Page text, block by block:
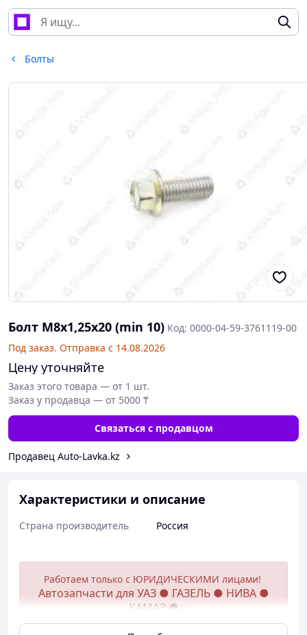
Болты
Болт М8х1,25х20 (min 10) Код: 0000-04-59-3761119-00
Под заказ. Отправка с 14.08.2026
Цену уточняйте
Заказ этого товара — от 1 шт.
Заказ у продавца — от 5000 ₸
Связаться с продавцом
Продавец Auto-Lavka.kz
Характеристики и описание
Страна производитель Россия
Работаем только с ЮРИДИЧЕСКИМИ лицами!
Автозапчасти для УАЗ ● ГАЗЕЛЬ ● НИВА ●
КАМАЗ ●
На иномарки запчасти не